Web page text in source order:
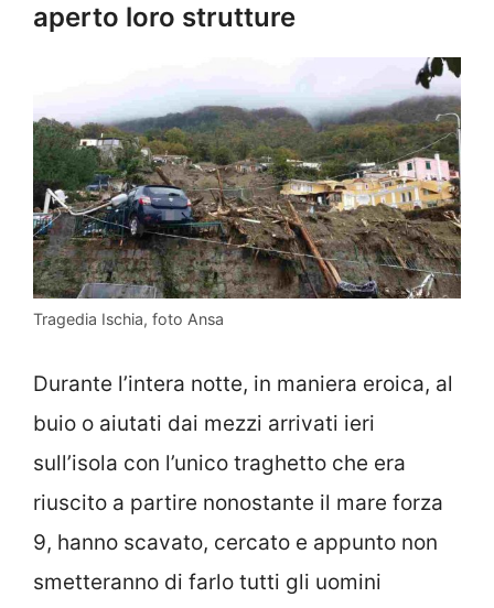
aperto loro strutture
Tragedia Ischia, foto Ansa
Durante l’intera notte, in maniera eroica, al
buio o aiutati dai mezzi arrivati ieri
sull’isola con l’unico traghetto che era
riuscito a partire nonostante il mare forza
9, hanno scavato, cercato e appunto non
smetteranno di farlo tutti gli uomini